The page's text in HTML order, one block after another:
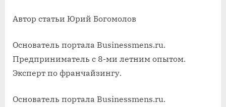
Автор статьи Юрий Богомолов
Основатель портала Businessmens.ru.
Предприниматель с 8-ми летним опытом.
Эксперт по франчайзингу.
Основатель портала Businessmens.ru.